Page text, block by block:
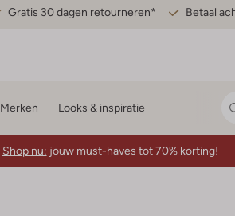
Gratis 30 dagen retourneren* Betaal
Merken Looks & inspiratie
Shop nu: jouw must-haves tot 70% korting!